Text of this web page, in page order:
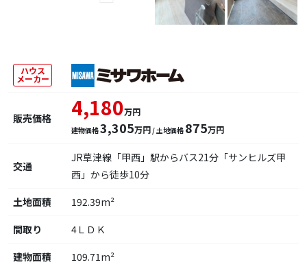
ハウス
メーカー
販売価格 4,180万円
建物価格3,305万円/ 土地価格 875万円
交通
JR草津線「甲西」駅からバス21分「サンヒルズ甲
西」から徒歩10分
土地面積
192.39m²
間取り
4ＬＤＫ
建物面積
109.71m²